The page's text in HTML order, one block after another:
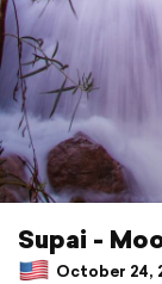
Supai -
October 24,